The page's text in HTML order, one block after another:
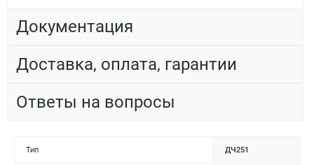
Документация
Доставка, оплата, гарантии
Ответы на вопросы
Тип ДЧ251